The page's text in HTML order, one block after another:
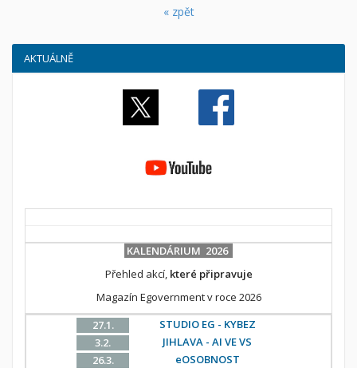
« zpět
AKTUÁLNĚ
KALENDÁRIUM 2026
Přehled akcí, které připravuje
Magazín Egovernment v roce 2026
27.1.
STUDIO EG - KYBEZ
3.2.
JIHLAVA - AI VE VS
26.3.
eOSOBNOST